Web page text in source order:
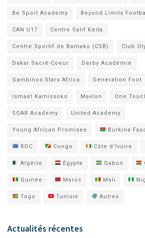
Be Sport Academy Beyond Limits
CAN U17 Centre Salif Keita
Centre Sportif de Bamako (CSB) Club
Dakar Sacré-Coeur Derby Académie
Gambinos Stars Africa Génération Foot
Ismaël Kamissoko Mavlon One
SOAR Academy United Academy
Young African Promises Burkina
RDC Congo Côte d'Ivoire
Algérie Égypte Gabon
Guinée Maroc Mali
Togo Tunisie Autres
Actualités récentes